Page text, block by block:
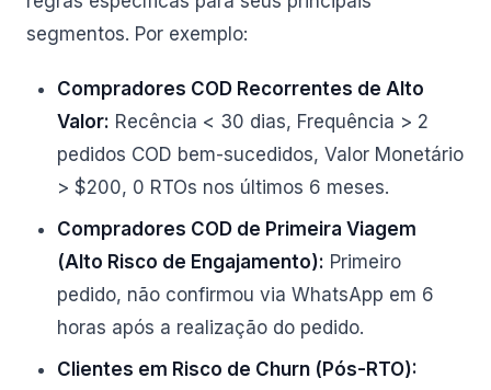
segmentos. Por exemplo:
Compradores COD Recorrentes de Alto
Valor: Recência < 30 dias, Frequência > 2
pedidos COD bem-sucedidos, Valor Monetário
> $200, 0 RTOs nos últimos 6 meses.
Compradores COD de Primeira Viagem
(Alto Risco de Engajamento): Primeiro
pedido, não confirmou via WhatsApp em 6
horas após a realização do pedido.
Clientes em Risco de Churn (Pós-RTO):